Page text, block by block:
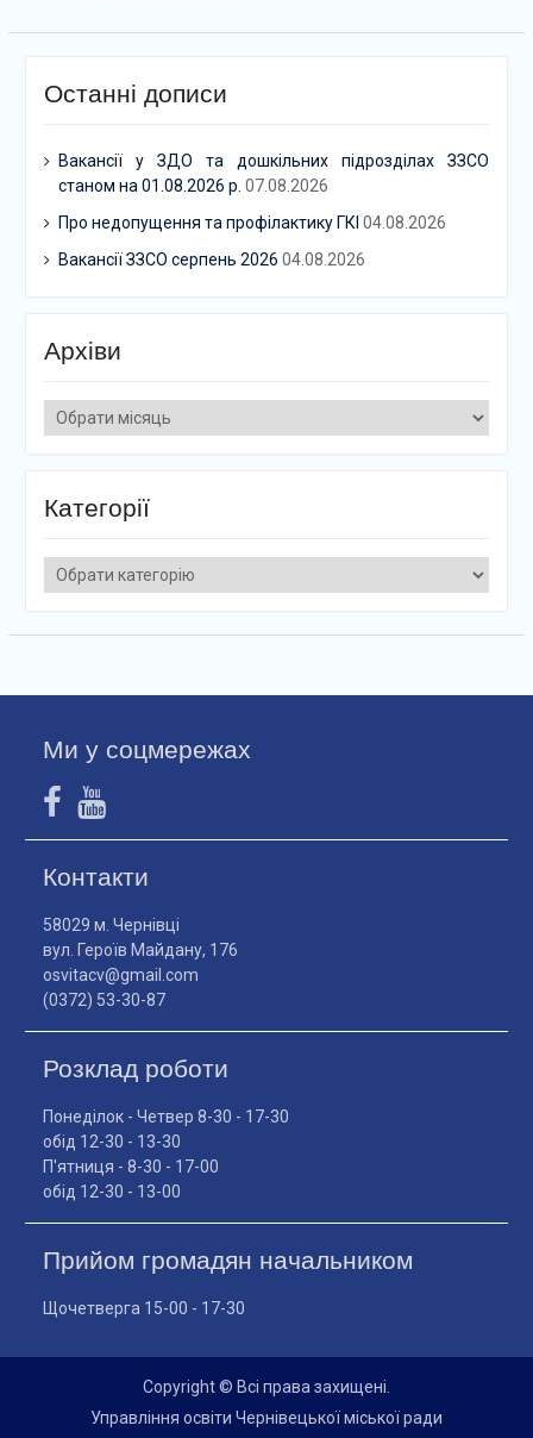
Останні дописи
Вакансії у ЗДО та дошкільних підрозділах ЗЗСО
станом на 01.08.2026 р. 07.08.2026
Про недопущення та профілактику ГКІ 04.08.2026
Вакансії ЗЗСО серпень 2026 04.08.2026
Архіви
Архіви
Категорії
Категорії
Ми у соцмережах
Контакти
58029 м. Чернівці
вул. Героїв Майдану, 176
osvitacv@gmail.com
(0372) 53-30-87
Розклад роботи
Понеділок - Четвер 8-30 - 17-30
обід 12-30 - 13-30
П'ятниця - 8-30 - 17-00
обід 12-30 - 13-00
Прийом громадян начальником
Щочетверга 15-00 - 17-30
Copyright © Всі права захищені.
Управління освіти Чернівецької міської ради